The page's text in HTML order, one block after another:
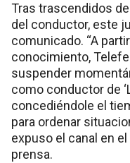
Tras trascendidos
del conductor, este
comunicado. “A
conocimiento,
suspender
como conductor de
concediéndole el
para ordenar
expuso el canal en
prensa.